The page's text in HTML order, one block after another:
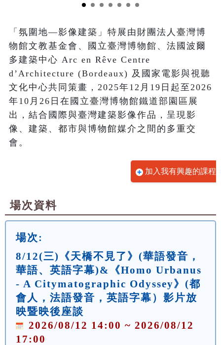
「氛圍地—影像建築」特展由財團法人臺灣博
物館文教基金會、國立臺灣博物館、法國波爾
多建築中心 Arc en Rêve Centre
d’Architecture (Bordeaux) 及國家電影與視聽
文化中心共同策畫，2025年12月19日起至2026
年10月26日在國立臺灣博物館鐵道部園區展
出，結合國際與臺灣建築影像作品，呈現影
像、建築、都市與博物館媒介之間的多重交
會。
加入我有興趣的課程
場次資料
場次:
8/12(三)《天橋不見了》(華語發音，
華語、英語字幕)&《Homo Urbanus
- A Citymatographic Odyssey》(都
會人，法語發音，英語字幕）影片放
映暨映後座談
2026/08/12 14:00 ~ 2026/08/12
17:00